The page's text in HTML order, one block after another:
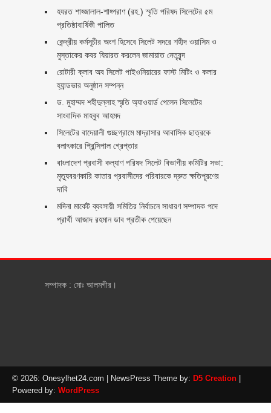
হযরত শাহ্জালাল-শাহ্পরাণ (রহ.) স্মৃতি পরিষদ সিলেটের ৫ম
প্রতিষ্ঠাবার্ষিকী পালিত ‎​
কেন্দ্রীয় কর্মসূচীর অংশ হিসেবে সিলেট সদরে শহীদ ওয়াসিম ও
মুস্তাকের কবর যিয়ারত করলেন জামায়াত নেতৃবৃন্দ ‎
রোটারী ক্লাব অব সিলেট পাইওনিয়ারের ফাস্ট মিটিং ও কলার
হ্যান্ডভার অনুষ্ঠান সম্পন্ন
ড. মুহাম্মদ শহীদুল্লাহ স্মৃতি অ্যাওয়ার্ড পেলেন সিলেটের
সাংবাদিক মাহবুব আহমদ
সিলেটের বাদেয়ালী গুচ্ছগ্রামে মাদ্রাসার আবাসিক ছাত্রকে
বলাৎকারে প্রিন্সিপাল গ্রেপ্তার ‎
বাংলাদেশ প্রবাসী কল্যাণ পরিষদ সিলেট বিভাগীয় কমিটির সভা:
মৃত্যুবরণকারি কাতার প্রবাসীদের পরিবারকে দ্রুত ক্ষতিপূরণের
দাবি
মদিনা মার্কেট ব্যবসায়ী সমিতির নির্বাচনে সাধারণ সম্পাদক পদে
প্রার্থী আজাদ রহমান ডাব প্রতীক পেয়েছেন ‎
সম্পাদক : মোঃ আলমগীর।
© 2026: Onesylhet24.com | NewsPress Theme by: D5 Creation
Powered by: WordPress